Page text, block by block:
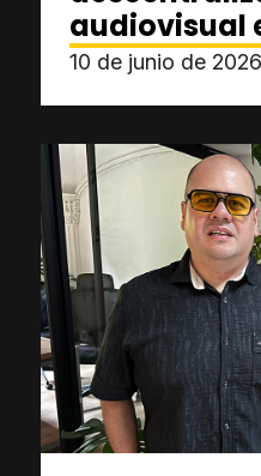
audiovisual
10 de junio de 2026